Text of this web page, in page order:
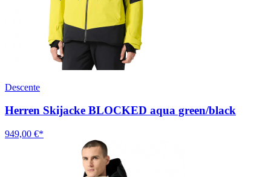
Descente
Herren Skijacke BLOCKED aqua green/black
949,00 €*